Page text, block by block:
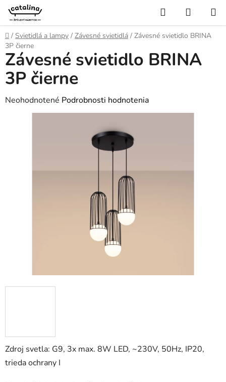
Prejsť
obsah
Hľadať
KOŠÍK
Domov
/ Svietidlá a lampy / Závesné svietidlá / Závesné svietidlo BRINA
3P čierne
Zdroj svetla: G9, 3x max. 8W LED, ~230V, 50Hz, IP20,
trieda ochrany I
Závesné svietidlo BRINA
3P čierne
Priemerné
hodnotenie
Neohodnotené Podrobnosti hodnotenia